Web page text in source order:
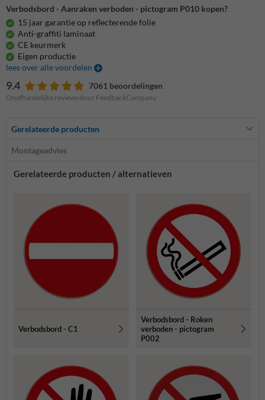
Verbodsbord - Aanraken verboden - pictogram P010 kopen?
15 jaar garantie op reflecterende folie
Anti-graffiti laminaat
CE keurmerk
Eigen productie
lees over alle voordelen
9.4 7061 beoordelingen
Onafhankelijke reviews door FeedbackCompany
Gerelateerde producten
Montageadvies
Gerelateerde producten / alternatieven
Verbodsbord - C1
Verbodsbord - Roken
verboden - pictogram
P002